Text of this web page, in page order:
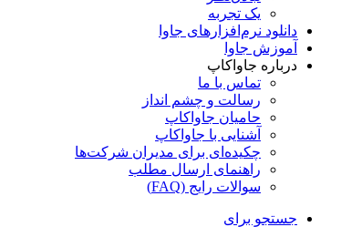
یک تجربه
دانلود نرم‌افزارهای جاوا
آموزش جاوا
درباره جاواکاپ
تماس با ما
رسالت و چشم انداز
حامیان جاواکاپ
آشنایی با جاواکاپ
چکیده‌ای برای مدیران شرکت‌ها
راهنمای ارسال مطلب
سوالات رایج (FAQ)
جستجو برای